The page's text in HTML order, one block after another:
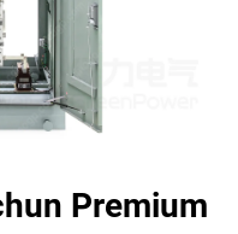
Premium